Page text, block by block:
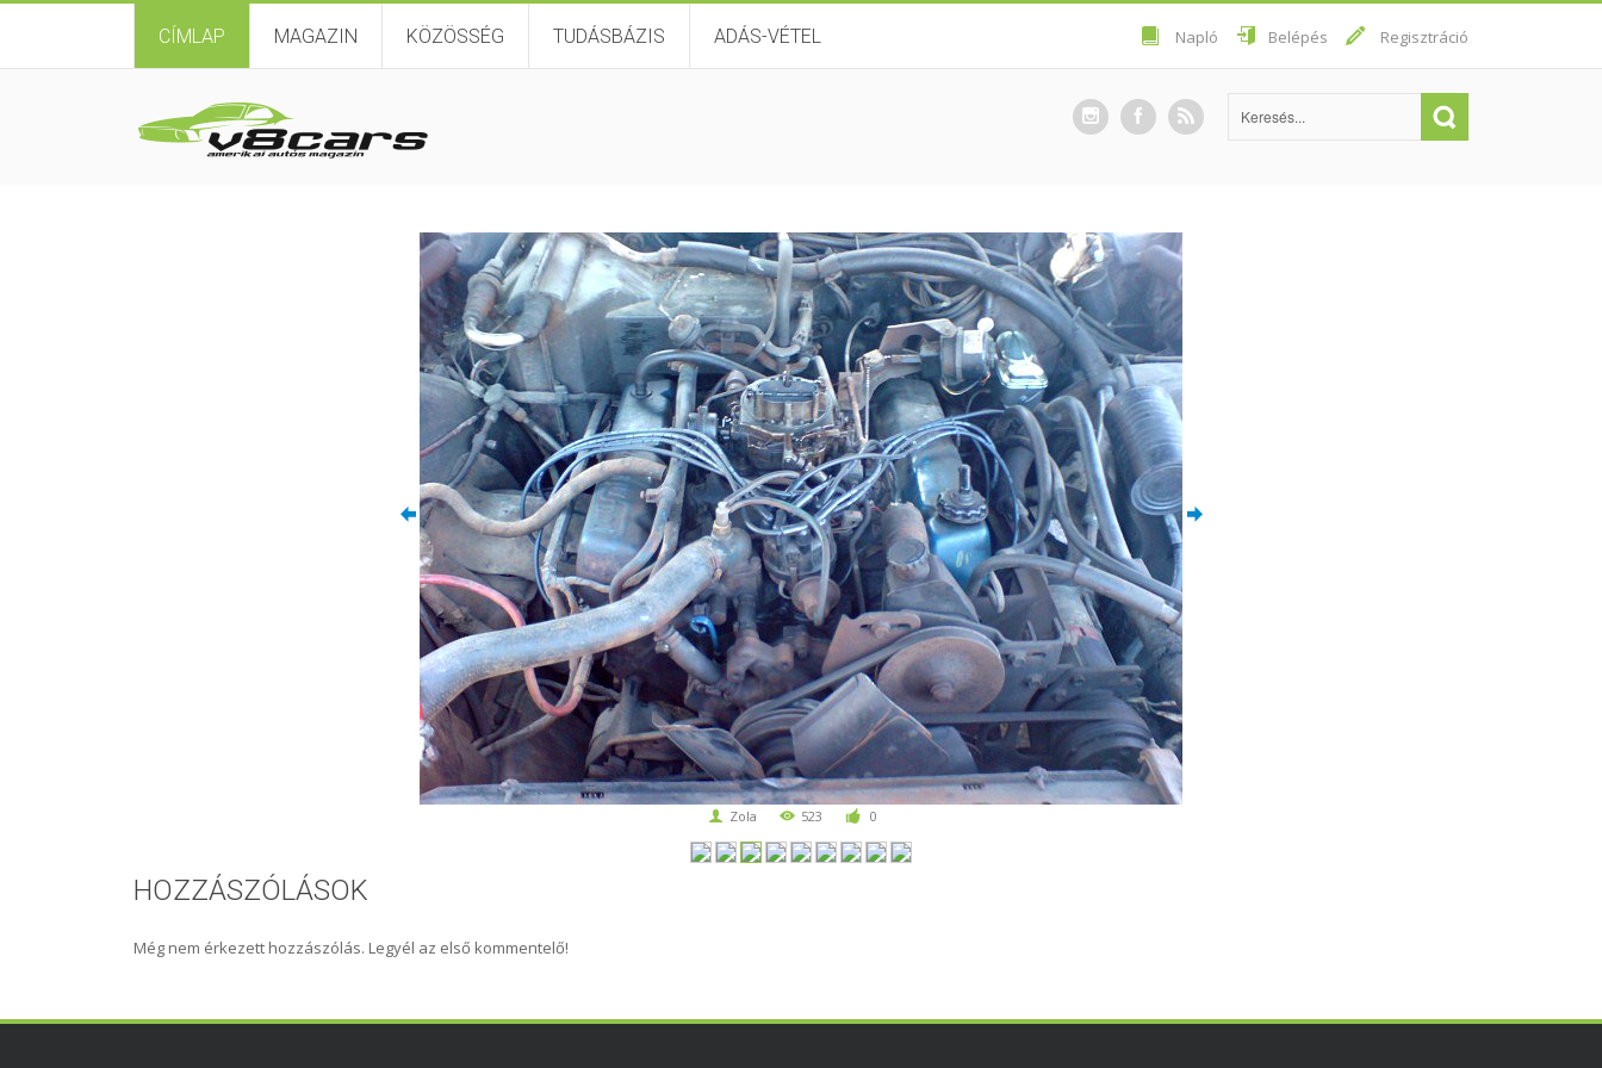
CÍMLAP MAGAZIN KÖZÖSSÉG TUDÁSBÁZIS ADÁS-VÉTEL Napló Belépés Regisztráció
Zola 523 0
HOZZÁSZÓLÁSOK
Még nem érkezett hozzászólás. Legyél az első kommentelő!